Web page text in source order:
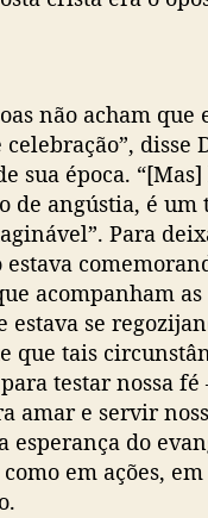
não acham que
disse
sua época.
de angústia, é um
Para
acompanham
estava se
que tais
testar nossa fé
amar e servir
esperança do
em ações,